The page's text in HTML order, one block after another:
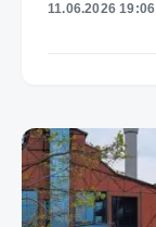
11.06.2026 19:06